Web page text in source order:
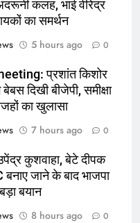
कलह, भाई वीरेंद्र
का समर्थन
5 hours ago 0
प्रशांत किशोर
दिखी बीजेपी, समीक्षा
का खुलासा
7 hours ago 0
कुशवाहा, बेटे दीपक
जाने के बाद भाजपा
बयान
8 hours ago 0